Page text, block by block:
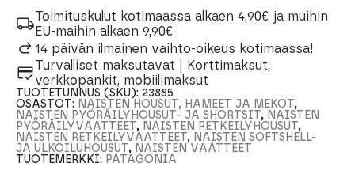
Pants
Naisten
Housut
määrä
Toimituskulut kotimaassa alkaen 4,90€ ja muihin
EU-maihin alkaen 9,90€
14 päivän ilmainen vaihto-oikeus kotimaassa!
Turvalliset maksutavat | Korttimaksut,
verkkopankit, mobiilimaksut
TUOTETUNNUS (SKU):23885
OSASTOT: NAISTEN HOUSUT, HAMEET JA MEKOT,
NAISTEN PYÖRÄILYHOUSUT- JA SHORTSIT, NAISTEN
PYÖRÄILYVAATTEET, NAISTEN RETKEILYHOUSUT,
NAISTEN RETKEILYVAATTEET, NAISTEN SOFTSHELL-
JA ULKOILUHOUSUT, NAISTEN VAATTEET
TUOTEMERKKI: PATAGONIA